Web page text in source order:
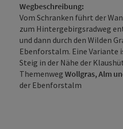
Wegbeschreibung:
Vom Schranken führt der
zum Hintergebirgsradweg
und dann durch den Wilden
Ebenforstalm. Eine Variante
Steig in der Nähe der
Themenweg Wollgras, Alm
der Ebenforstalm